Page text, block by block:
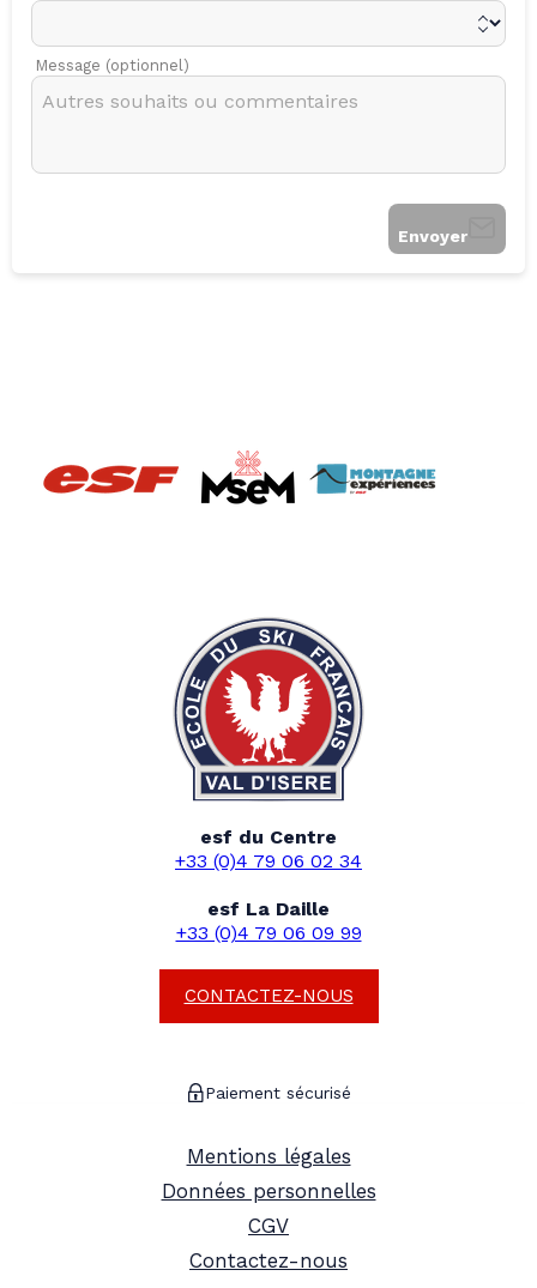
Message (optionnel)
Envoyer
esf du Centre
+33 (0)4 79 06 02 34
esf La Daille
+33 (0)4 79 06 09 99
CONTACTEZ-NOUS
Paiement sécurisé
Mentions légales
Données personnelles
CGV
Contactez-nous